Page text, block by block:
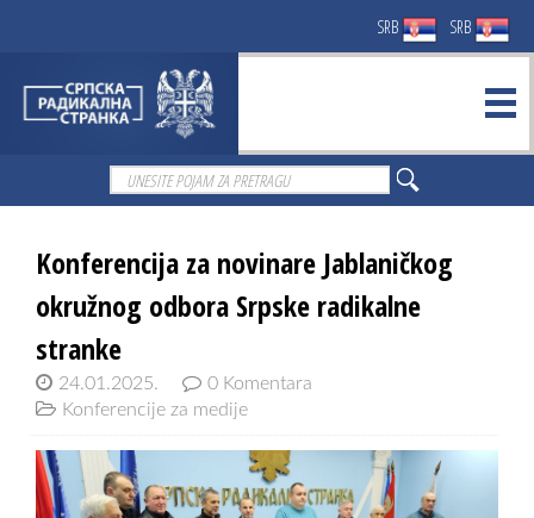
SRB SRB
Konferencija za novinare Jablaničkog
okružnog odbora Srpske radikalne
stranke
24.01.2025.
0 Komentara
Konferencije za medije